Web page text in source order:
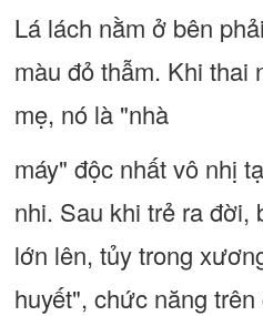
Lá lách nằm ở bên
màu đỏ thẫm. Khi thai
mẹ, nó là "nhà
máy" độc nhất vô nhị
nhi. Sau khi trẻ ra đời,
lớn lên, tủy trong
huyết", chức năng